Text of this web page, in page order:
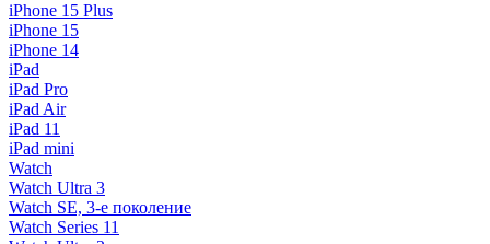
iPhone 15 Plus
iPhone 15
iPhone 14
iPad
iPad Pro
iPad Air
iPad 11
iPad mini
Watch
Watch Ultra 3
Watch SE, 3-е поколение
Watch Series 11